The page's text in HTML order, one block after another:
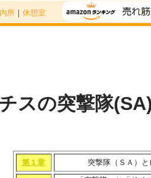
所 ｜ 休憩室
スの突撃隊
第１章 突撃隊（ＳＡ）